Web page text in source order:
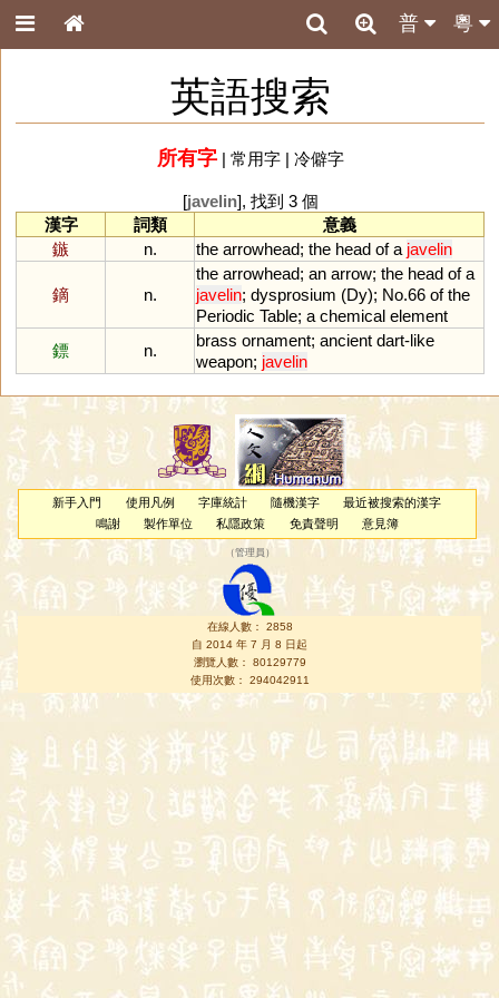
粵
普
英語搜索
所有字| 常用字| 冷僻字
[javelin], 找到 3 個
漢字
詞類
意義
鏃
n. the arrowhead; the head of a javelin
鏑 n.
the arrowhead; an arrow; the head of a
javelin; dysprosium (Dy); No.66 of the
Periodic Table; a chemical element
鏢
n.
brass ornament; ancient dart-like
weapon; javelin
新手入門 使用凡例 字庫統計 隨機漢字
最近被搜索的漢字
鳴謝
製作單位 私隱政策 免責聲明 意見簿
（管理員 ）
在線人數： 2858
自 2014 年 7 月 8 日起
瀏覽人數： 80129779
使用次數： 294042911